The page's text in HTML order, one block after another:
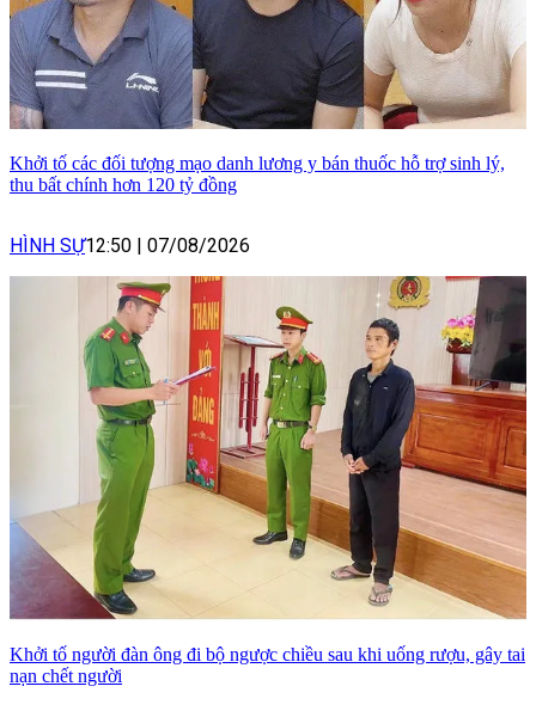
Khởi tố các đối tượng mạo danh lương y bán thuốc hỗ trợ sinh lý,
thu bất chính hơn 120 tỷ đồng
HÌNH SỰ12:50 07/08/2026
Khởi tố người đàn ông đi bộ ngược chiều sau khi uống rượu, gây tai
nạn chết người